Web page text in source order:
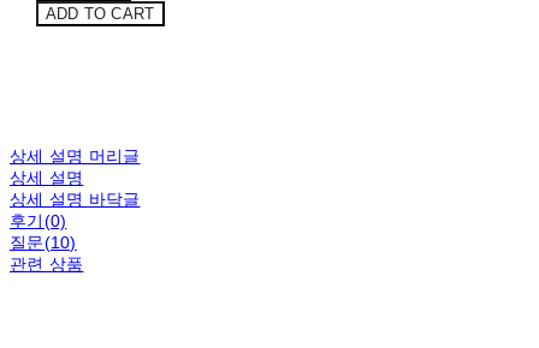
ADD TO CART
상세 설명 머리글
상세 설명
상세 설명 바닥글
후기(0)
질문(10)
관련 상품